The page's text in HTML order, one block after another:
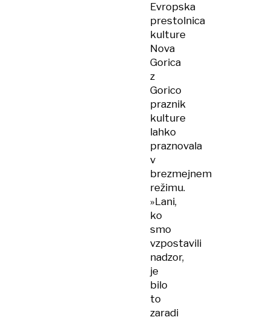
Evropska
prestolnica
kulture
Nova
Gorica
z
Gorico
praznik
kulture
lahko
praznovala
v
brezmejnem
režimu.
»Lani,
ko
smo
vzpostavili
nadzor,
je
bilo
to
zaradi